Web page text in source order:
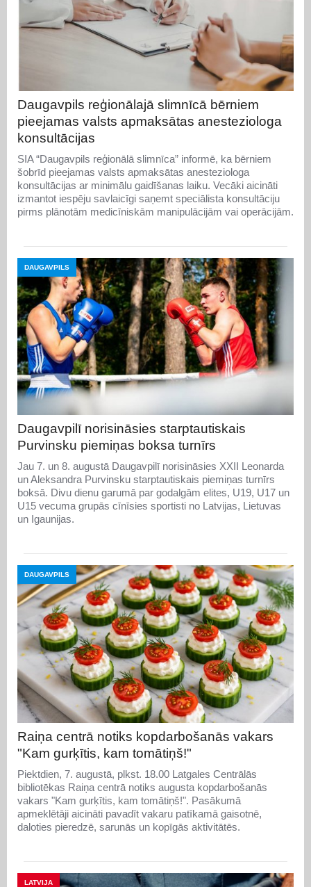
Daugavpils reģionālajā slimnīcā bērniem
pieejamas valsts apmaksātas anesteziologa
konsultācijas
SIA “Daugavpils reģionālā slimnīca” informē, ka bērniem
šobrīd pieejamas valsts apmaksātas anesteziologa
konsultācijas ar minimālu gaidīšanas laiku. Vecāki aicināti
izmantot iespēju savlaicīgi saņemt speciālista konsultāciju
pirms plānotām medicīniskām manipulācijām vai operācijām.
DAUGAVPILS
Daugavpilī norisināsies starptautiskais
Purvinsku piemiņas boksa turnīrs
Jau 7. un 8. augustā Daugavpilī norisināsies XXII Leonarda
un Aleksandra Purvinsku starptautiskais piemiņas turnīrs
boksā. Divu dienu garumā par godalgām elites, U19, U17 un
U15 vecuma grupās cīnīsies sportisti no Latvijas, Lietuvas
un Igaunijas.
DAUGAVPILS
Raiņa centrā notiks kopdarbošanās vakars
"Kam gurķītis, kam tomātiņš!"
Piektdien, 7. augustā, plkst. 18.00 Latgales Centrālās
bibliotēkas Raiņa centrā notiks augusta kopdarbošanās
vakars "Kam gurķītis, kam tomātiņš!". Pasākumā
apmeklētāji aicināti pavadīt vakaru patīkamā gaisotnē,
daloties pieredzē, sarunās un kopīgās aktivitātēs.
LATVIJA